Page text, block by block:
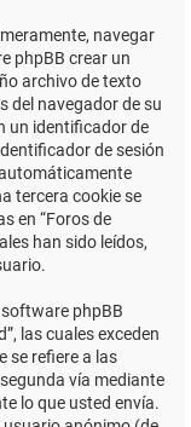
navegar
phpBB crear un
archivo de texto
del navegador de su
un identificador de
de sesión
tercera cookie se
en “Foros de
han sido leídos,
phpBB
las cuales exceden
se refiere a las
vía mediante
lo que usted envía.